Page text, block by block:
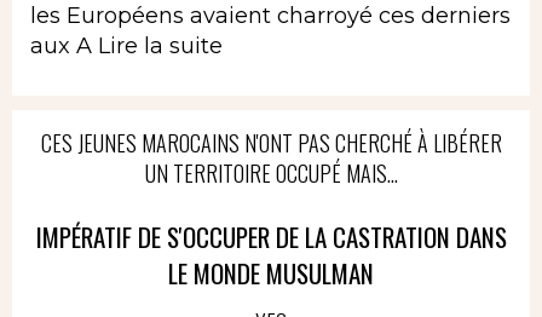
les Européens avaient charroyé ces derniers
aux A Lire la suite
CES JEUNES MAROCAINS N'ONT PAS CHERCHÉ À LIBÉRER
UN TERRITOIRE OCCUPÉ MAIS...
IMPÉRATIF DE S'OCCUPER DE LA CASTRATION DANS
LE MONDE MUSULMAN